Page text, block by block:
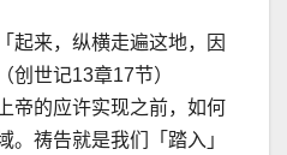
起来，纵横走遍这地，因
创世记13章17节）
帝的应许实现之前，如何
。祷告就是我们「踏入」